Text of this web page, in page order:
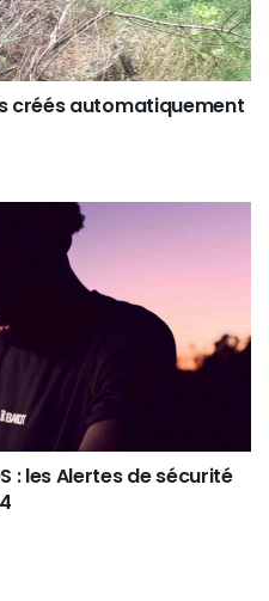
créés automatiquement
: les Alertes de sécurité